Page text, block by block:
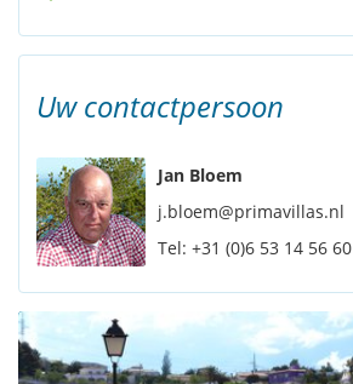
Uw contactpersoon
Jan Bloem
j.bloem@primavillas.nl
Tel: +31 (0)6 53 14 56 60